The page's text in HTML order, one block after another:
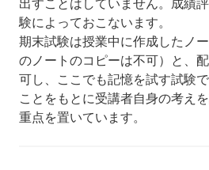
験によっておこないます。
期末試験は授業中に作成したノ
のノートのコピーは不可）と、
可し、ここでも記憶を試す試験
ことをもとに受講者自身の考え
重点を置いています。